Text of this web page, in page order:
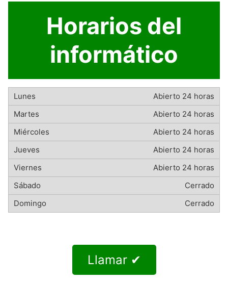
Horarios del
informático
Abierto 24 horas
Abierto 24 horas
Abierto 24 horas
Abierto 24 horas
Abierto 24 horas
Cerrado
Cerrado
Llamar ✔